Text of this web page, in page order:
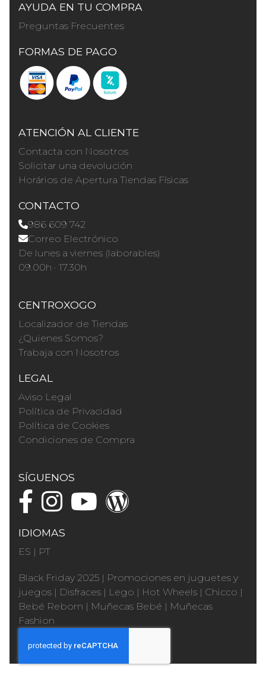
AYUDA EN TU COMPRA
Preguntas Frecuentes
FORMAS DE PAGO
ATENCIÓN AL CLIENTE
Contacta con Nosotros
Solicitar una devolución
Horários de Apertura Tiendas Físicas
CONTACTO
986 609 742
Correo Electrónico
De lunes a viernes (laborables)
09.00h · 17.30h
CENTROXOGO
Localizador de Tiendas
¿Quienes Somos?
Trabaja con Nosotros
LEGAL
Aviso Legal
Política de Privacidad
Política de Cookies
Condiciones de Compra
SÍGUENOS
IDIOMAS
ES | PT
Black Friday 2025 | Promociones en juguetes y
juegos | Disfraces | Lego | Hot Wheels | Chicco |
Bebé Reborn | Muñecas Bebé | Muñecas
Fashion